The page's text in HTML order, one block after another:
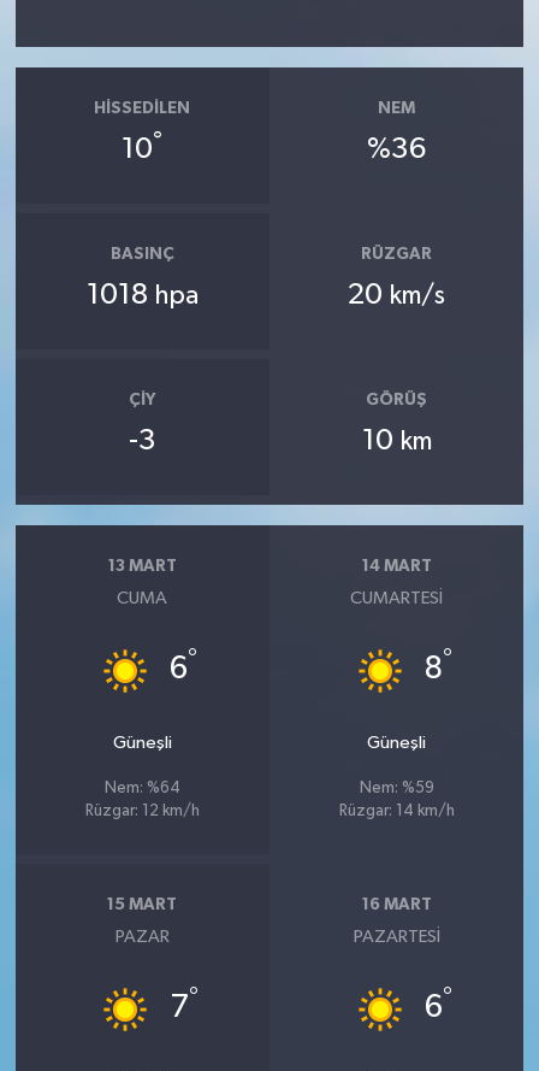
HISSEDILEN
10°
NEM
%36
BASINÇ
1018 hpa
RÜZGAR
20 km/s
ÇIY
-3
GÖRÜŞ
10 km
13 MART
CUMA
6°
Güneşli
Nem: %64
Rüzgar: 12 km/h
14 MART
CUMARTESI
8°
Güneşli
Nem: %59
Rüzgar: 14 km/h
15 MART
PAZAR
7°
16 MART
PAZARTESI
6°